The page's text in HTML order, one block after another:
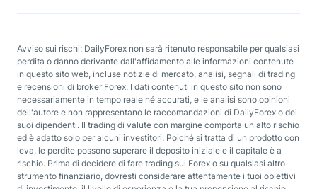
Avviso sui rischi: DailyForex non sarà ritenuto responsabile per qualsiasi
perdita o danno derivante dall'affidamento alle informazioni contenute
in questo sito web, incluse notizie di mercato, analisi, segnali di trading
e recensioni di broker Forex. I dati contenuti in questo sito non sono
necessariamente in tempo reale né accurati, e le analisi sono opinioni
dell'autore e non rappresentano le raccomandazioni di DailyForex o dei
suoi dipendenti. Il trading di valute con margine comporta un alto rischio
ed è adatto solo per alcuni investitori. Poiché si tratta di un prodotto con
leva, le perdite possono superare il deposito iniziale e il capitale è a
rischio. Prima di decidere di fare trading sul Forex o su qualsiasi altro
strumento finanziario, dovresti considerare attentamente i tuoi obiettivi